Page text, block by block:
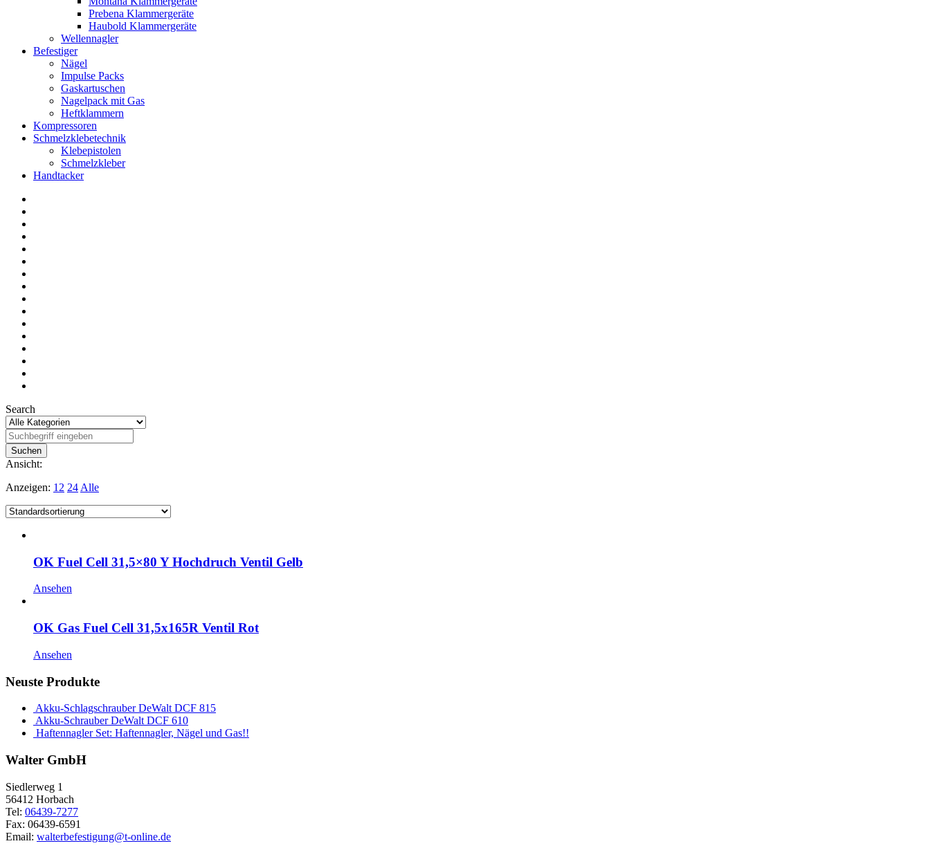
Prebena Klammergeräte
Haubold Klammergeräte
Wellennagler
Befestiger
Nägel
Impulse Packs
Gaskartuschen
Nagelpack mit Gas
Heftklammern
Kompressoren
Schmelzklebetechnik
Klebepistolen
Schmelzkleber
Handtacker
Search
Ansicht:
Anzeigen: 12 24 Alle
OK Fuel Cell 31,5×80 Y Hochdruch Ventil Gelb
Ansehen
OK Gas Fuel Cell 31,5x165R Ventil Rot
Ansehen
Neuste Produkte
Akku-Schlagschrauber DeWalt DCF 815
Akku-Schrauber DeWalt DCF 610
Haftennagler Set: Haftennagler, Nägel und Gas!!
Walter GmbH
Siedlerweg 1
56412 Horbach
Tel: 06439-7277
Fax: 06439-6591
Email: walterbefestigung@t-online.de